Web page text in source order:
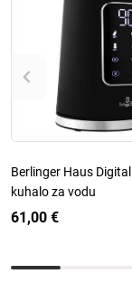
Berlinger Haus
kuhalo za vodu
61,00 €